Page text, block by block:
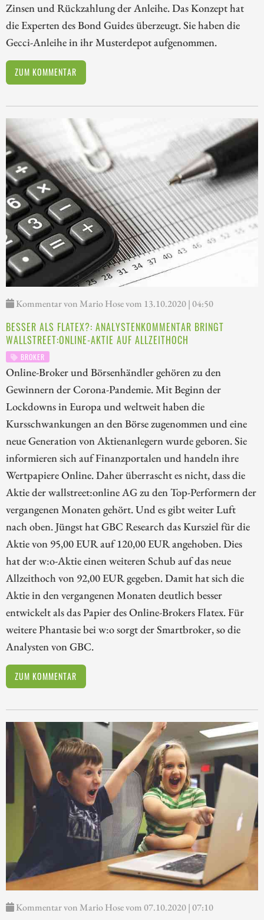
Zinsen und Rückzahlung der Anleihe. Das Konzept hat
die Experten des Bond Guides überzeugt. Sie haben die
Gecci-Anleihe in ihr Musterdepot aufgenommen.
ZUM KOMMENTAR
Kommentar von Mario Hose vom 13.10.2020 | 04:50
BESSER ALS FLATEX?: ANALYSTENKOMMENTAR BRINGT
WALLSTREET:ONLINE-AKTIE AUF ALLZEITHOCH
BROKER
Online-Broker und Börsenhändler gehören zu den
Gewinnern der Corona-Pandemie. Mit Beginn der
Lockdowns in Europa und weltweit haben die
Kursschwankungen an den Börse zugenommen und eine
neue Generation von Aktienanlegern wurde geboren. Sie
informieren sich auf Finanzportalen und handeln ihre
Wertpapiere Online. Daher überrascht es nicht, dass die
Aktie der wallstreet:online AG zu den Top-Performern der
vergangenen Monaten gehört. Und es gibt weiter Luft
nach oben. Jüngst hat GBC Research das Kursziel für die
Aktie von 95,00 EUR auf 120,00 EUR angehoben. Dies
hat der w:o-Aktie einen weiteren Schub auf das neue
Allzeithoch von 92,00 EUR gegeben. Damit hat sich die
Aktie in den vergangenen Monaten deutlich besser
entwickelt als das Papier des Online-Brokers Flatex. Für
weitere Phantasie bei w:o sorgt der Smartbroker, so die
Analysten von GBC.
ZUM KOMMENTAR
Kommentar von Mario Hose vom 07.10.2020 | 07:10